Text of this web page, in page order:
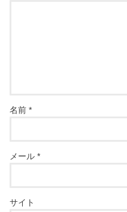
名前*
メール*
サイト